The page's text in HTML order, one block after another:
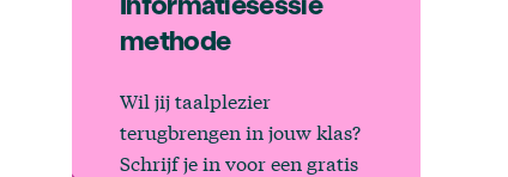
methode
Wil jij taalplezier
terugbrengen in jouw klas?
Schrijf je in voor een gratis